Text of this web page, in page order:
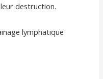
destruction.
lymphatique